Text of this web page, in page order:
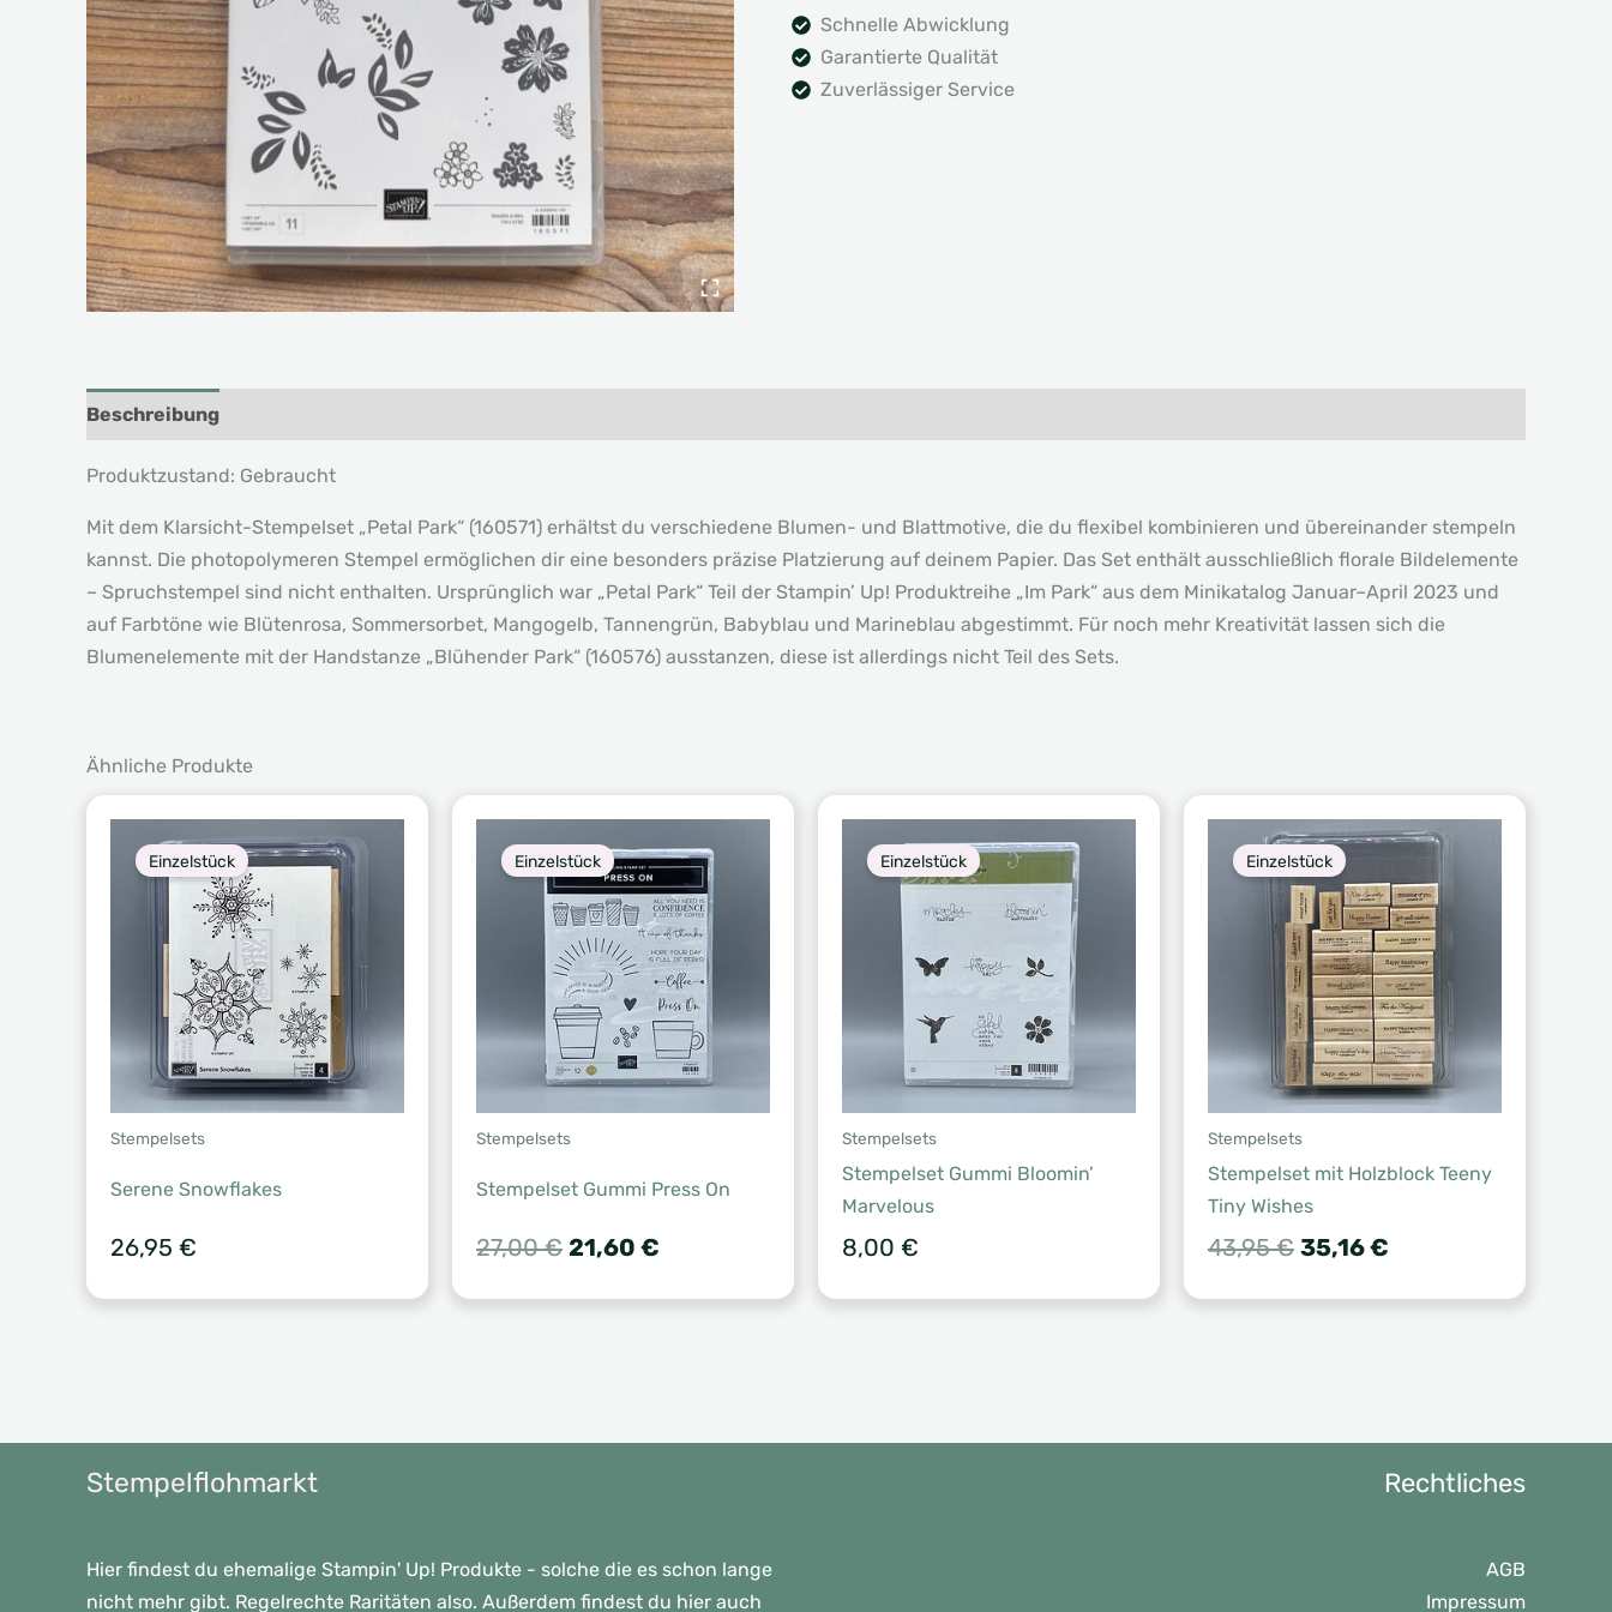
Schnelle Abwicklung
Garantierte Qualität
Zuverlässiger Service
Beschreibung
Produktzustand: Gebraucht
Mit dem Klarsicht-Stempelset „Petal Park“ (160571) erhältst du verschiedene Blumen- und Blattmotive, die du flexibel kombinieren und übereinander stempeln
kannst. Die photopolymeren Stempel ermöglichen dir eine besonders präzise Platzierung auf deinem Papier. Das Set enthält ausschließlich florale Bildelemente
– Spruchstempel sind nicht enthalten. Ursprünglich war „Petal Park“ Teil der Stampin’ Up! Produktreihe „Im Park“ aus dem Minikatalog Januar–April 2023 und
auf Farbtöne wie Blütenrosa, Sommersorbet, Mangogelb, Tannengrün, Babyblau und Marineblau abgestimmt. Für noch mehr Kreativität lassen sich die
Blumenelemente mit der Handstanze „Blühender Park“ (160576) ausstanzen, diese ist allerdings nicht Teil des Sets.
Ähnliche Produkte
Einzelstück
Stempelsets
Serene Snowflakes
26,95 €
Einzelstück
Stempelsets
Stempelset Gummi Press On
27,00€ Ursprünglicher
war:
21,60 €
ist:
Einzelstück
Stempelsets
Stempelset Gummi Bloomin’
Marvelous
8,00 €
Einzelstück
Stempelsets
Stempelset mit Holzblock Teeny
Tiny Wishes
43,95€ Ursprünglicher
war:
35,16€
ist:
Stempelflohmarkt
Hier findest du ehemalige Stampin' Up! Produkte - solche die es schon lange
nicht mehr gibt. Regelrechte Raritäten also. Außerdem findest du hier auch
Rechtliches
AGB
Impressum